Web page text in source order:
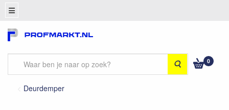
Zoeken 0
Deurdemper